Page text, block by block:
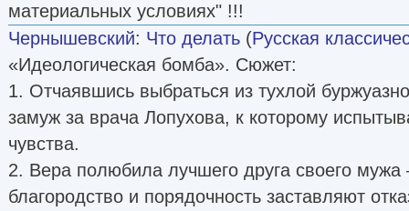
материальных условиях" !!!
Чернышевский: Что делать (Русская
«Идеологическая бомба». Сюжет:
1. Отчаявшись выбраться из тухлой
замуж за врача Лопухова, к которому
чувства.
2. Вера полюбила лучшего друга своего мужа
благородство и порядочность заставляют